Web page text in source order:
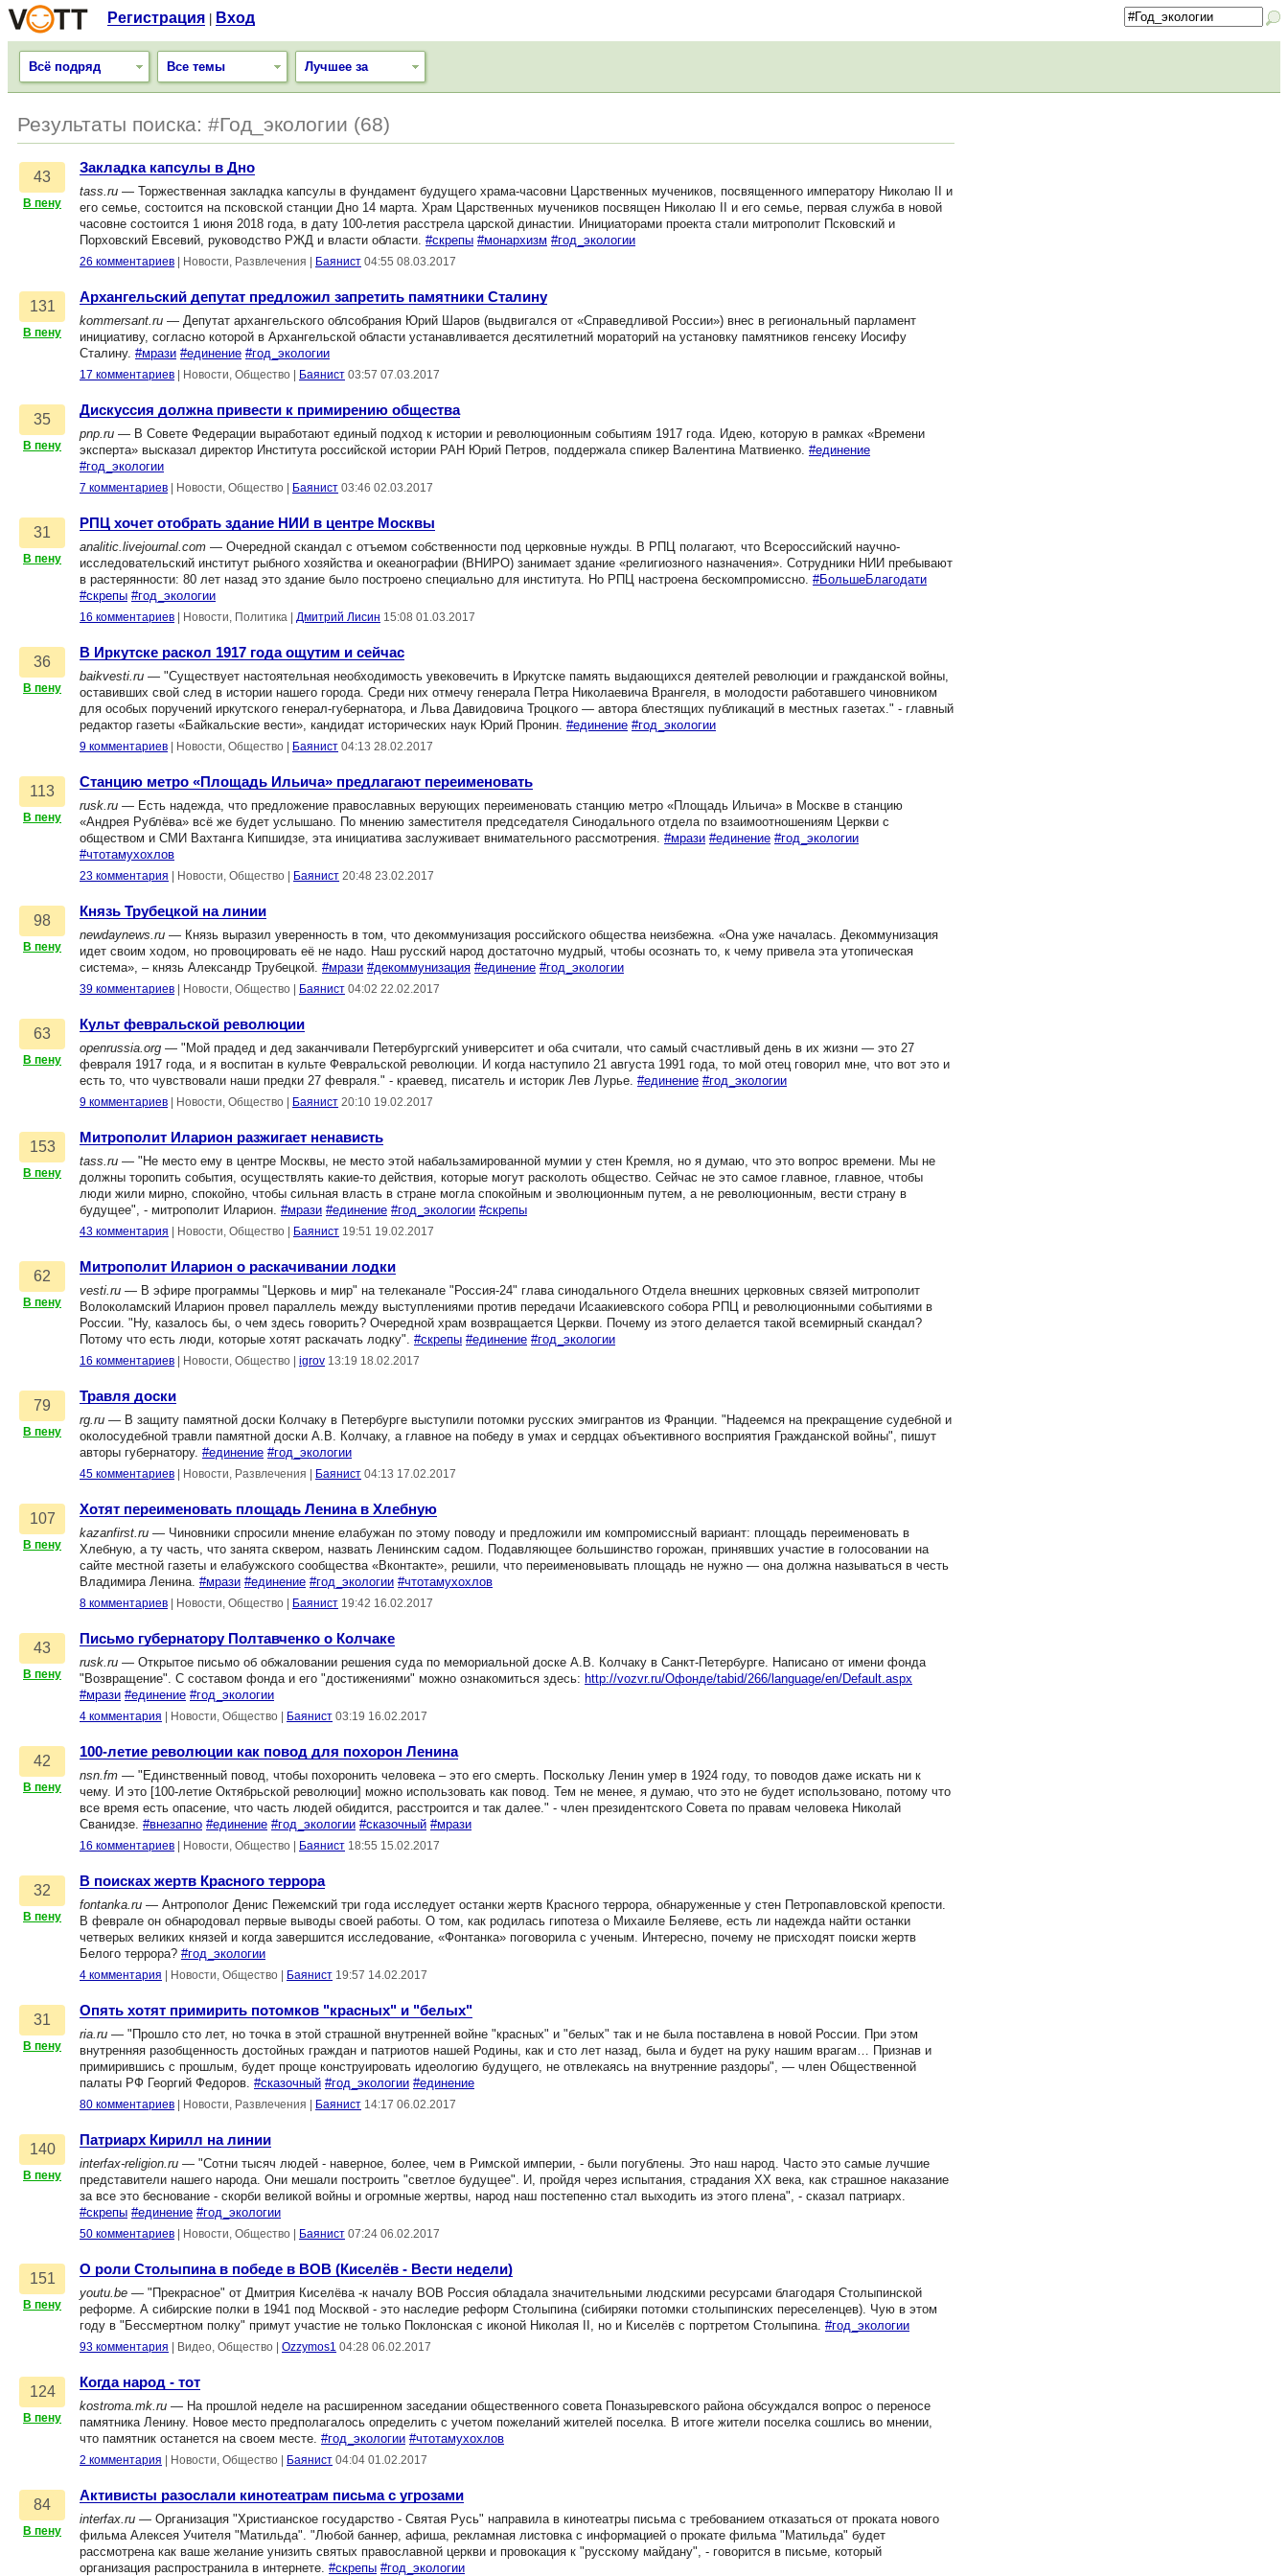
Регистрация Вход
Всё подряд Все темы Лучшее за
Результаты поиска: #Год_экологии (68)
43
В пену
Закладка капсулы в Дно
tass.ru — Торжественная закладка капсулы в фундамент будущего храма-часовни Царственных мучеников, посвященного императору Николаю II и
его семье, состоится на псковской станции Дно 14 марта. Храм Царственных мучеников посвящен Николаю II и его семье, первая служба в новой
часовне состоится 1 июня 2018 года, в дату 100-летия расстрела царской династии. Инициаторами проекта стали митрополит Псковский и
Порховский Евсевий, руководство РЖД и власти области. #скрепы #монархизм #год_экологии
26 комментариев Новости, Развлечения Баянист 04:55 08.03.2017
131
В пену
Архангельский депутат предложил запретить памятники Сталину
kommersant.ru — Депутат архангельского облсобрания Юрий Шаров (выдвигался от «Справедливой России») внес в региональный парламент
инициативу, согласно которой в Архангельской области устанавливается десятилетний мораторий на установку памятников генсеку Иосифу
Сталину. #мрази #единение #год_экологии
17 комментариев Новости, Общество Баянист 03:57 07.03.2017
35
В пену
Дискуссия должна привести к примирению общества
pnp.ru — В Совете Федерации выработают единый подход к истории и революционным событиям 1917 года. Идею, которую в рамках «Времени
эксперта» высказал директор Института российской истории РАН Юрий Петров, поддержала спикер Валентина Матвиенко. #единение
#год_экологии
7 комментариев Новости, Общество Баянист 03:46 02.03.2017
31
В пену
РПЦ хочет отобрать здание НИИ в центре Москвы
analitic.livejournal.com — Очередной скандал с отъемом собственности под церковные нужды. В РПЦ полагают, что Всероссийский научно-
исследовательский институт рыбного хозяйства и океанографии (ВНИРО) занимает здание «религиозного назначения». Сотрудники НИИ пребывают
в растерянности: 80 лет назад это здание было построено специально для института. Но РПЦ настроена бескомпромиссно. #БольшеБлагодати
#скрепы #год_экологии
16 комментариев Новости, Политика Дмитрий Лисин 15:08 01.03.2017
36
В пену
В Иркутске раскол 1917 года ощутим и сейчас
baikvesti.ru — "Существует настоятельная необходимость увековечить в Иркутске память выдающихся деятелей революции и гражданской войны,
оставивших свой след в истории нашего города. Среди них отмечу генерала Петра Николаевича Врангеля, в молодости работавшего чиновником
для особых поручений иркутского генерал-губернатора, и Льва Давидовича Троцкого — автора блестящих публикаций в местных газетах." - главный
редактор газеты «Байкальские вести», кандидат исторических наук Юрий Пронин. #единение #год_экологии
9 комментариев Новости, Общество Баянист 04:13 28.02.2017
113
В пену
Станцию метро «Площадь Ильича» предлагают переименовать
rusk.ru — Есть надежда, что предложение православных верующих переименовать станцию метро «Площадь Ильича» в Москве в станцию
«Андрея Рублёва» всё же будет услышано. По мнению заместителя председателя Синодального отдела по взаимоотношениям Церкви с
обществом и СМИ Вахтанга Кипшидзе, эта инициатива заслуживает внимательного рассмотрения. #мрази #единение #год_экологии
#чтотамухохлов
23 комментария Новости, Общество Баянист 20:48 23.02.2017
98
В пену
Князь Трубецкой на линии
newdaynews.ru — Князь выразил уверенность в том, что декоммунизация российского общества неизбежна. «Она уже началась. Декоммунизация
идет своим ходом, но провоцировать её не надо. Наш русский народ достаточно мудрый, чтобы осознать то, к чему привела эта утопическая
система», – князь Александр Трубецкой. #мрази #декоммунизация #единение #год_экологии
39 комментариев Новости, Общество Баянист 04:02 22.02.2017
63
В пену
Культ февральской революции
openrussia.org — "Мой прадед и дед заканчивали Петербургский университет и оба считали, что самый счастливый день в их жизни — это 27
февраля 1917 года, и я воспитан в культе Февральской революции. И когда наступило 21 августа 1991 года, то мой отец говорил мне, что вот это и
есть то, что чувствовали наши предки 27 февраля." - краевед, писатель и историк Лев Лурье. #единение #год_экологии
9 комментариев Новости, Общество Баянист 20:10 19.02.2017
153
В пену
Митрополит Иларион разжигает ненависть
tass.ru — "Не место ему в центре Москвы, не место этой набальзамированной мумии у стен Кремля, но я думаю, что это вопрос времени. Мы не
должны торопить события, осуществлять какие-то действия, которые могут расколоть общество. Сейчас не это самое главное, главное, чтобы
люди жили мирно, спокойно, чтобы сильная власть в стране могла спокойным и эволюционным путем, а не революционным, вести страну в
будущее", - митрополит Иларион. #мрази #единение #год_экологии #скрепы
43 комментария Новости, Общество Баянист 19:51 19.02.2017
62
В пену
Митрополит Иларион о раскачивании лодки
vesti.ru — В эфире программы "Церковь и мир" на телеканале "Россия-24" глава синодального Отдела внешних церковных связей митрополит
Волоколамский Иларион провел параллель между выступлениями против передачи Исаакиевского собора РПЦ и революционными событиями в
России. "Ну, казалось бы, о чем здесь говорить? Очередной храм возвращается Церкви. Почему из этого делается такой всемирный скандал?
Потому что есть люди, которые хотят раскачать лодку". #скрепы #единение #год_экологии
16 комментариев Новости, Общество igrov 13:19 18.02.2017
79
В пену
Травля доски
rg.ru — В защиту памятной доски Колчаку в Петербурге выступили потомки русских эмигрантов из Франции. "Надеемся на прекращение судебной и
околосудебной травли памятной доски А.В. Колчаку, а главное на победу в умах и сердцах объективного восприятия Гражданской войны", пишут
авторы губернатору. #единение #год_экологии
45 комментариев Новости, Развлечения Баянист 04:13 17.02.2017
107
В пену
Хотят переименовать площадь Ленина в Хлебную
kazanfirst.ru — Чиновники спросили мнение елабужан по этому поводу и предложили им компромиссный вариант: площадь переименовать в
Хлебную, а ту часть, что занята сквером, назвать Ленинским садом. Подавляющее большинство горожан, принявших участие в голосовании на
сайте местной газеты и елабужского сообщества «Вконтакте», решили, что переименовывать площадь не нужно — она должна называться в честь
Владимира Ленина. #мрази #единение #год_экологии #чтотамухохлов
8 комментариев Новости, Общество Баянист 19:42 16.02.2017
43
В пену
Письмо губернатору Полтавченко о Колчаке
rusk.ru — Открытое письмо об обжаловании решения суда по мемориальной доске А.В. Колчаку в Санкт-Петербурге. Написано от имени фонда
"Возвращение". С составом фонда и его "достижениями" можно ознакомиться здесь: http://vozvr.ru/Офонде/tabid/266/language/en/Default.aspx
#мрази #единение #год_экологии
4 комментария Новости, Общество Баянист 03:19 16.02.2017
42
В пену
100-летие революции как повод для похорон Ленина
nsn.fm — "Единственный повод, чтобы похоронить человека – это его смерть. Поскольку Ленин умер в 1924 году, то поводов даже искать ни к
чему. И это [100-летие Октябрьской революции] можно использовать как повод. Тем не менее, я думаю, что это не будет использовано, потому что
все время есть опасение, что часть людей обидится, расстроится и так далее." - член президентского Совета по правам человека Николай
Сванидзе. #внезапно #единение #год_экологии #сказочный #мрази
16 комментариев Новости, Общество Баянист 18:55 15.02.2017
32
В пену
В поисках жертв Красного террора
fontanka.ru — Антрополог Денис Пежемский три года исследует останки жертв Красного террора, обнаруженные у стен Петропавловской крепости.
В феврале он обнародовал первые выводы своей работы. О том, как родилась гипотеза о Михаиле Беляеве, есть ли надежда найти останки
четверых великих князей и когда завершится исследование, «Фонтанка» поговорила с ученым. Интересно, почему не присходят поиски жертв
Белого террора? #год_экологии
4 комментария Новости, Общество Баянист 19:57 14.02.2017
31
В пену
Опять хотят примирить потомков "красных" и "белых"
ria.ru — "Прошло сто лет, но точка в этой страшной внутренней войне "красных" и "белых" так и не была поставлена в новой России. При этом
внутренняя разобщенность достойных граждан и патриотов нашей Родины, как и сто лет назад, была и будет на руку нашим врагам… Признав и
примирившись с прошлым, будет проще конструировать идеологию будущего, не отвлекаясь на внутренние раздоры", — член Общественной
палаты РФ Георгий Федоров. #сказочный #год_экологии #единение
80 комментариев Новости, Развлечения Баянист 14:17 06.02.2017
140
В пену
Патриарх Кирилл на линии
interfax-religion.ru — "Сотни тысяч людей - наверное, более, чем в Римской империи, - были погублены. Это наш народ. Часто это самые лучшие
представители нашего народа. Они мешали построить "светлое будущее". И, пройдя через испытания, страдания XX века, как страшное наказание
за все это беснование - скорби великой войны и огромные жертвы, народ наш постепенно стал выходить из этого плена", - сказал патриарх.
#скрепы #единение #год_экологии
50 комментариев Новости, Общество Баянист 07:24 06.02.2017
151
В пену
О роли Столыпина в победе в ВОВ (Киселёв - Вести недели)
youtu.be — "Прекрасное" от Дмитрия Киселёва -к началу ВОВ Россия обладала значительными людскими ресурсами благодаря Столыпинской
реформе. А сибирские полки в 1941 под Москвой - это наследие реформ Столыпина (сибиряки потомки столыпинских переселенцев). Чую в этом
году в "Бессмертном полку" примут участие не только Поклонская с иконой Николая II, но и Киселёв с портретом Столыпина. #год_экологии
93 комментария Видео, Общество Ozzymos1 04:28 06.02.2017
124
В пену
Когда народ - тот
kostroma.mk.ru — На прошлой неделе на расширенном заседании общественного совета Поназыревского района обсуждался вопрос о переносе
памятника Ленину. Новое место предполагалось определить с учетом пожеланий жителей поселка. В итоге жители поселка сошлись во мнении,
что памятник останется на своем месте. #год_экологии #чтотамухохлов
2 комментария Новости, Общество Баянист 04:04 01.02.2017
84
В пену
Активисты разослали кинотеатрам письма с угрозами
interfax.ru — Организация "Христианское государство - Святая Русь" направила в кинотеатры письма с требованием отказаться от проката нового
фильма Алексея Учителя "Матильда". "Любой баннер, афиша, рекламная листовка с информацией о прокате фильма "Матильда" будет
рассмотрена как ваше желание унизить святых православной церкви и провокация к "русскому майдану", - говорится в письме, который
организация распространила в интернете. #скрепы #год_экологии